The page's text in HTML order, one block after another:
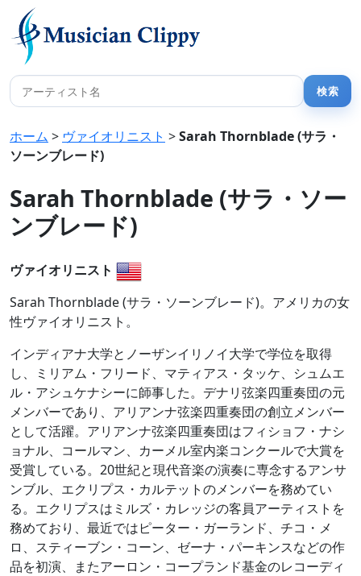
ホーム > ヴァイオリニスト >Sarah Thornblade (サラ・
ソーンブレード)
Sarah Thornblade (サラ・ソー
ンブレード)
ヴァイオリニスト
Sarah Thornblade (サラ・ソーンブレード)。アメリカの女
性ヴァイオリニスト。
インディアナ大学とノーザンイリノイ大学で学位を取得
し、ミリアム・フリード、マティアス・タッケ、シュムエ
ル・アシュケナシーに師事した。デナリ弦楽四重奏団の元
メンバーであり、アリアンナ弦楽四重奏団の創立メンバー
として活躍。アリアンナ弦楽四重奏団はフィショフ・ナシ
ョナル、コールマン、カーメル室内楽コンクールで大賞を
受賞している。20世紀と現代音楽の演奏に専念するアンサ
ンブル、エクリプス・カルテットのメンバーを務めてい
る。エクリプスはミルズ・カレッジの客員アーティストを
務めており、最近ではピーター・ガーランド、チコ・メ
ロ、スティーブン・コーン、ゼーナ・パーキンスなどの作
品を初演、またアーロン・コープランド基金のレコーディ